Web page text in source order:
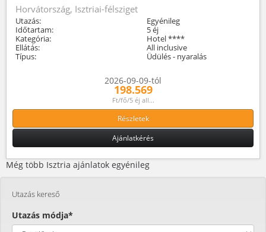
Horvátország, Isztriai-félsziget
Utazás:
Egyénileg
Időtartam:
5 éj
Kategória:
Hotel ****
Ellátás:
All inclusive
Típus:
Üdülés - nyaralás
2026-09-09-tól
198.569
Ft/fő/5 éj all...
Részletek
Ajánlatkérés
Még több Isztria ajánlatok egyénileg
Utazás kereső
Utazás módja*